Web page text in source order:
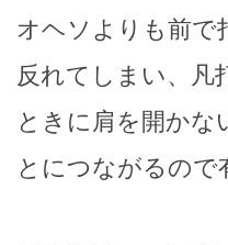
オヘソよりも前で
反れてしまい、凡
ときに肩を開か
とにつながるので